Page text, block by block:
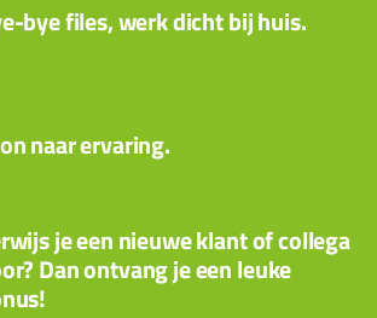
bye files, werk dicht bij huis.
naar ervaring.
je een nieuwe klant of collega
Dan ontvang je een leuke